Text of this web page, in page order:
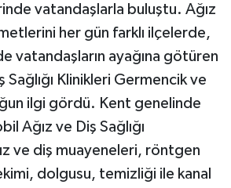
vatandaşlarla buluştu. Ağız
her gün farklı ilçelerde,
vatandaşların ayağına götüren
Sağlığı Klinikleri Germencik ve
ilgi gördü. Kent genelinde
Ağız ve Diş Sağlığı
ve diş muayeneleri, röntgen
dolgusu, temizliği ile kanal